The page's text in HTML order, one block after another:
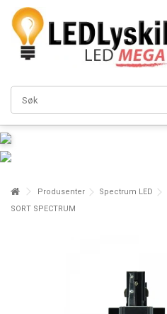
Produsenter Spectrum LED
SORT SPECTRUM